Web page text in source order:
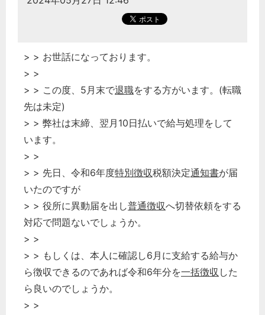
> > お世話になっております。
> >
> > この度、5月末で退職をする方がいます。(転職
先は未定)
> > 弊社は末締、翌月10日払いで給与処理をして
います。
> >
> > 先日、令和6年度特別徴収税額決定通知書が届
いたのですが
> > 役所に異動届を出し普通徴収へ切替依頼をする
対応で問題ないでしょうか。
> >
> > もしくは、本人に確認し6月に支給する給与か
ら徴収できるのであれば令和6年分を一括徴収 した
ら良いのでしょうか。
> >